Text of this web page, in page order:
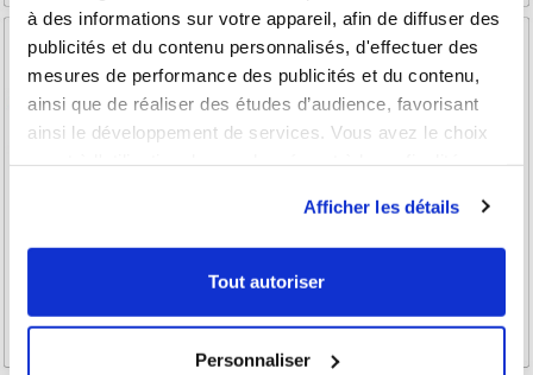
à des informations sur votre appareil, afin de diffuser des
publicités et du contenu personnalisés, d'effectuer des
mesures de performance des publicités et du contenu,
ainsi que de réaliser des études d’audience, favorisant
ainsi le développement de services. Vous avez le choix
tout moment en consultant la Déclaration relative aux
cookies ou en cliquant sur l'icône de confidentialité.
Collecter des informations sur votre localisation
géographique qui peuvent être précises à plusieurs
Afficher les détails
Tout autoriser
Personnaliser